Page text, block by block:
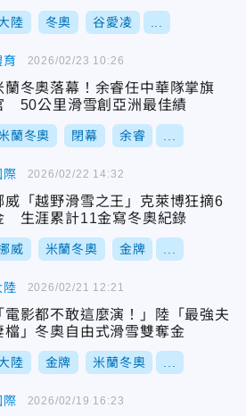
陸 冬奧 谷愛凌
育
蘭冬奧落幕！余睿任中華隊掌旗
50公里滑雪創亞洲最佳績
蘭冬奧 閉幕 余睿
2026/02/23 10:26
際
威「越野滑雪之王」克萊博狂摘6
生涯累計11金寫冬奧紀錄
威 米蘭冬奧 金牌
2026/02/22 14:32
陸
電影都不敢這麼演！」陸「最強夫
檔」冬奧自由式滑雪雙奪金
陸 金牌 米蘭冬奧
2026/02/21 12:21
際 2026/02/19 16:23